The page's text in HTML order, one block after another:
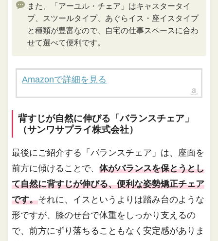
また、「アーユル・チェア」はキャスタータイ
プ、スツールタイプ、あぐらイス・座イスタイプ
と種類が豊富なので、自宅の仕事スペースに合わ
せて選べて便利です。
Amazonで詳細を見る
背すじが自然に伸びる「バランスチェア」
（サンワサプライ株式会社）
最後にご紹介する「バランスチェア」は、座面を
前方に傾けることで、体がバランスを保とうとし
て自然に背すじが伸びる、便利な姿勢矯正チェア
です。それに、イスというよりは踏み台のような
形ですが、膝のせ台で体重をしっかり支えるの
で、前方にずり落ちることもなく安定感がありま